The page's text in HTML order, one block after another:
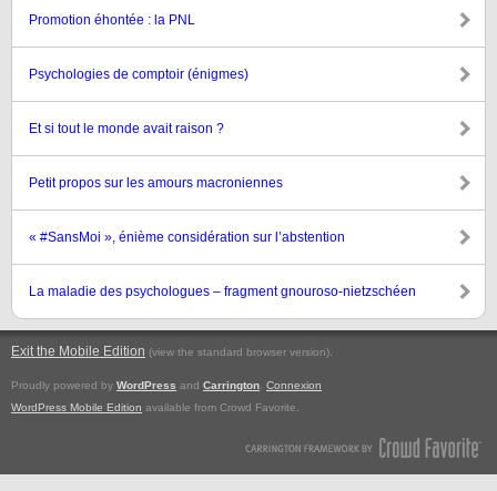
Promotion éhontée : la PNL
Psychologies de comptoir (énigmes)
Et si tout le monde avait raison ?
Petit propos sur les amours macroniennes
« #SansMoi », énième considération sur l’abstention
La maladie des psychologues – fragment gnouroso-nietzschéen
Exit the Mobile Edition (view the standard browser version).
Proudly powered by WordPress and Carrington Connexion
WordPress Mobile Edition available from Crowd Favorite.